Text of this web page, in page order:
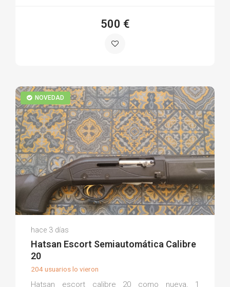
500 €
NOVEDAD
Victor D.
(0)
hace 3 días
Hatsan Escort Semiautomática Calibre
20
204 usuarios lo vieron
Hatsan escort calibre 20 como nueva, 1